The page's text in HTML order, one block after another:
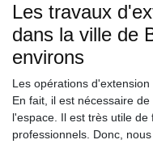
Les travaux
dans la ville de
environs
Les opérations
En fait, il est nécessaire
l'espace. Il est très utile
professionnels. Donc,